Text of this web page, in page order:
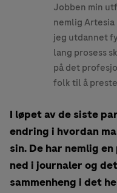
Jobben min
nemlig
jeg utdannet
lang prosess
på det
folk til å
I løpet av de siste
endring i hvordan
sin. De har nemlig
ned i journaler og
sammenheng i det